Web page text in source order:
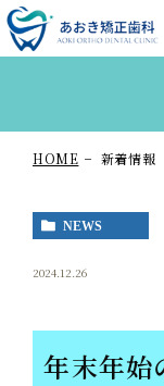
HOME 新着情報
NEWS
2024.12.26
年末年始